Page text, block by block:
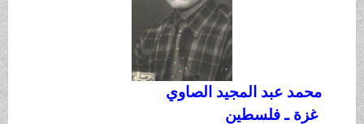
محمد عبد المجيد الصاوي
غزة ـ فلسطين